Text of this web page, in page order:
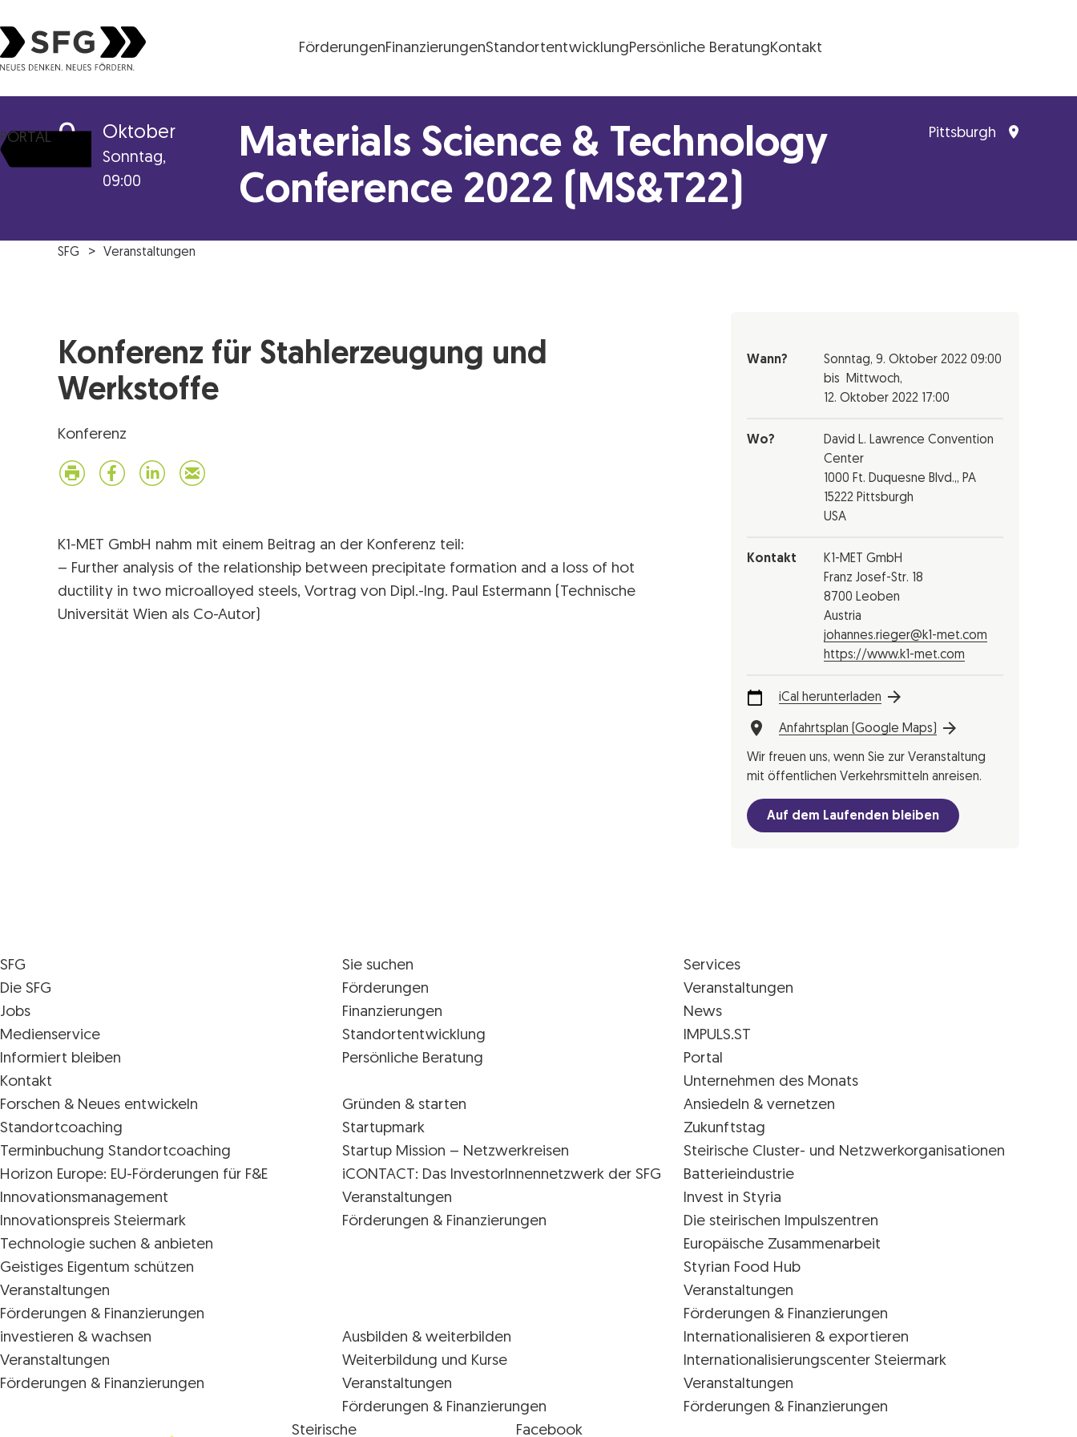
FörderungenFinanzierungenStandortentwicklungPersönliche BeratungKontakt
PORTAL 9 Oktober
Sonntag,
09:00
Materials Science & Technology
Conference 2022 (MS&T22)
Pittsburgh
SFG Veranstaltungen
Konferenz für Stahlerzeugung und
Werkstoffe
Konferenz
K1-MET GmbH nahm mit einem Beitrag an der Konferenz teil:
– Further analysis of the relationship between precipitate formation and a loss of hot
ductility in two microalloyed steels, Vortrag von Dipl.-Ing. Paul Estermann (Technische
Universität Wien als Co-Autor)
Wann? Sonntag, 9. Oktober 2022 09:00
bis Mittwoch,
12. Oktober 2022 17:00
Wo?
David L. Lawrence Convention
Center
1000 Ft. Duquesne Blvd.,, PA
15222 Pittsburgh
USA
Kontakt
K1-MET GmbH
Franz Josef-Str. 18
8700 Leoben
Austria
johannes.rieger@k1-met.com
https://www.k1-met.com
iCal herunterladen
Anfahrtsplan (Google Maps)
Wir freuen uns, wenn Sie zur Veranstaltung
mit öffentlichen Verkehrsmitteln anreisen.
Auf dem Laufenden bleiben
SFG
Die SFG
Jobs
Medienservice
Informiert bleiben
Kontakt
Sie suchen
Förderungen
Finanzierungen
Standortentwicklung
Persönliche Beratung
Services
Veranstaltungen
News
IMPULS.ST
Portal
Unternehmen des Monats
Forschen & Neues entwickeln
Standortcoaching
Terminbuchung Standortcoaching
Horizon Europe: EU-Förderungen für F&E
Innovations­management
Innovationspreis Steiermark
Technologie suchen & anbieten
Geistiges Eigentum schützen
Veranstaltungen
Förderungen & Finanzierungen
Gründen & starten
Startupmark
Startup Mission – Netzwerkreisen
iCONTACT: Das InvestorInnennetzwerk der SFG
Veranstaltungen
Förderungen & Finanzierungen
Ansiedeln & vernetzen
Zukunftstag
Steirische Cluster- und Netzwerkorganisationen
Batterieindustrie
Invest in Styria
Die steirischen Impulszentren
Europäische Zusammenarbeit
Styrian Food Hub
Veranstaltungen
Förderungen & Finanzierungen
investieren & wachsen
Veranstaltungen
Förderungen & Finanzierungen
Ausbilden & weiterbilden
Weiterbildung und Kurse
Veranstaltungen
Förderungen & Finanzierungen
Internationalisieren & exportieren
Internationalisierungscenter Steiermark
Veranstaltungen
Förderungen & Finanzierungen
Steirische
Facebook